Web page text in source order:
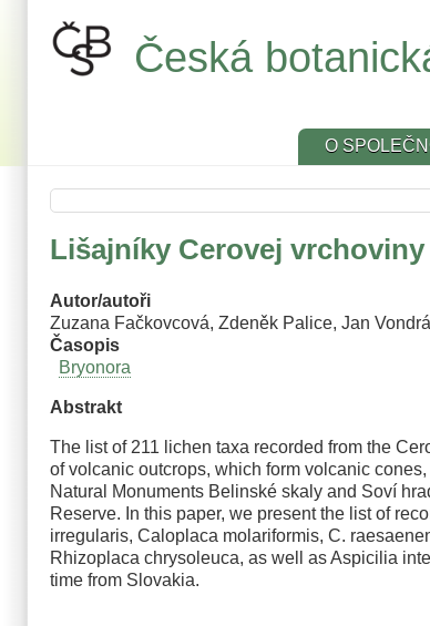
hlavnímu
Česká
O
Lišajníky Cerovej
Autor/autoři
Zuzana Fačkovcová, Zdeněk Palice, Jan
Časopis
Bryonora
Abstrakt
The list of 211 lichen taxa recorded from the
of volcanic outcrops, which form volcanic
Natural Monuments Belinské skaly and Soví
Reserve. In this paper, we present the list of
irregularis, Caloplaca molariformis, C.
Rhizoplaca chrysoleuca, as well as Aspicilia
time from Slovakia.